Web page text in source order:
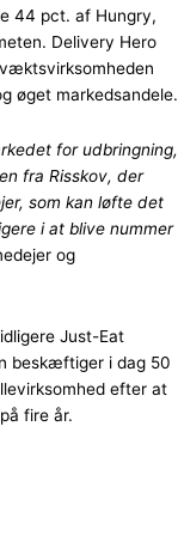
44 pct. af Hungry,
Delivery Hero
øget markedsandele.
for udbringning,
fra Risskov, der
som kan løfte det
i at blive nummer
og
Just-Eat
beskæftiger i dag 50
efter at
fire år.